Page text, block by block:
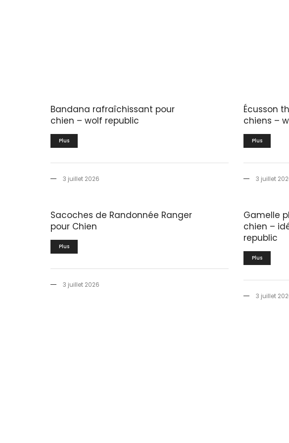
Bandana rafraîchissant pour
chien – wolf republic
Plus
3 juillet 2026
Écusson
chiens –
Plus
3 juillet
Sacoches de Randonnée Ranger
pour Chien
Plus
3 juillet 2026
Gamelle
chien –
republic
Plus
3 juillet